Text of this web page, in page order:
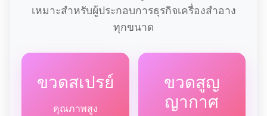
เหมาะสำหรับผู้ประกอบการธุรกิจเครื่องสำอาง
ทุกขนาด
ขวดสเปรย์
คุณภาพสูง
ขวดสูญ
ญากาศ